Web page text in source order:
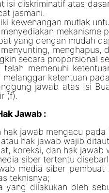
isi diskriminatif atas
jasmani.
kewenangan mutlak
mekanisme
yang dengan mudah
menghapus,
secara proporsional
telah memenuhi
melanggar ketentuan
jawab atas Isi
(f).
Jawab :
hak jawab mengacu
hak jawab wajib
koreksi, dan hak
siber tertentu
media siber
teknisnya;
yang dilakukan oleh